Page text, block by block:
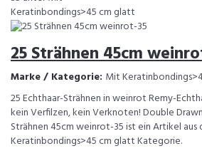
25 Strähnen 45cm
Marke / Kategorie: Mit
25 Echthaar-Strähnen in weinrot Remy-
kein Verfilzen, kein Verknoten! Double
Strähnen 45cm weinrot-35 ist ein Artikel aus
Keratinbondings>45 cm glatt Kategorie.